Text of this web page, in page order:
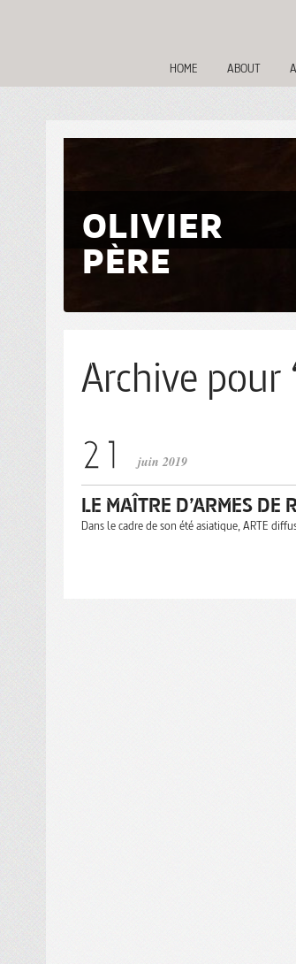
HOME ABOUT
OLIVIER
PÈRE
Archive pour
juin 2019
LE MAÎTRE D’ARMES DE
Dans le cadre de son été asiatique, ARTE